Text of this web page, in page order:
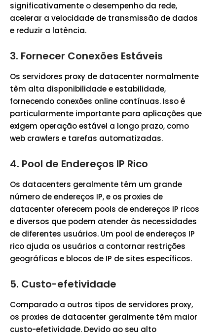
significativamente o desempenho da rede,
acelerar a velocidade de transmissão de dados
e reduzir a latência.
3. Fornecer Conexões Estáveis
Os servidores proxy de datacenter normalmente
têm alta disponibilidade e estabilidade,
fornecendo conexões online contínuas. Isso é
particularmente importante para aplicações que
exigem operação estável a longo prazo, como
web crawlers e tarefas automatizadas.
4. Pool de Endereços IP Rico
Os datacenters geralmente têm um grande
número de endereços IP, e os proxies de
datacenter oferecem pools de endereços IP ricos
e diversos que podem atender às necessidades
de diferentes usuários. Um pool de endereços IP
rico ajuda os usuários a contornar restrições
geográficas e blocos de IP de sites específicos.
5. Custo-efetividade
Comparado a outros tipos de servidores proxy,
os proxies de datacenter geralmente têm maior
custo-efetividade. Devido ao seu alto